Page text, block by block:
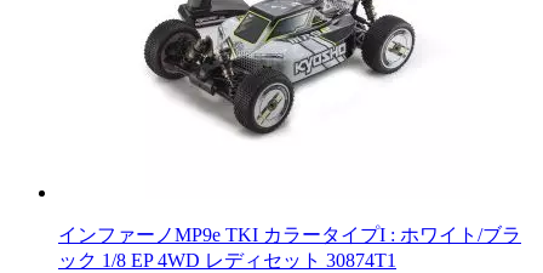
インファーノMP9e TKI カラータイプI : ホワイト/ブラ
ック 1/8 EP 4WD レディセット 30874T1